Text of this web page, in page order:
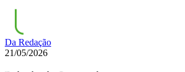
Da Redação
21/05/2026